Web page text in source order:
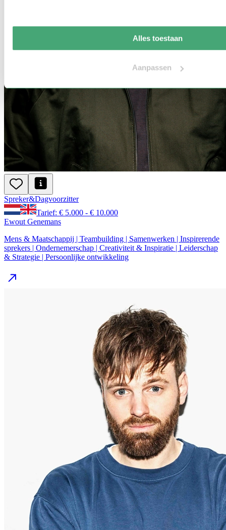
Alles toestaan
Aanpassen
Spreker&Dagvoorzitter
Tarief: € 5.000 - € 10.000
Ewout Genemans
Mens & Maatschappij | Teambuilding | Samenwerken | Inspirerende
sprekers | Ondernemerschap | Creativiteit & Inspiratie | Leiderschap
& Strategie | Persoonlijke ontwikkeling